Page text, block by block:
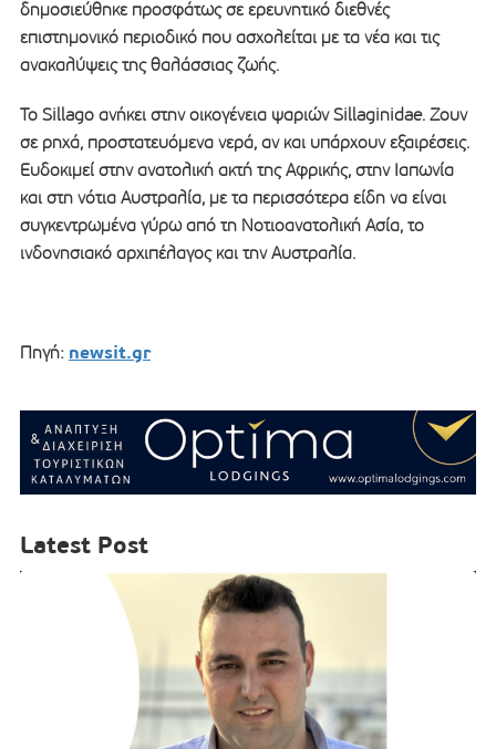
δημοσιεύθηκε προσφάτως σε ερευνητικό διεθνές
επιστημονικό περιοδικό που ασχολείται με τα νέα και τις
ανακαλύψεις της θαλάσσιας ζωής.
Το Sillago ανήκει στην οικογένεια ψαριών Sillaginidae. Ζουν
σε ρηχά, προστατευόμενα νερά, αν και υπάρχουν εξαιρέσεις.
Ευδοκιμεί στην ανατολική ακτή της Αφρικής, στην Ιαπωνία
και στη νότια Αυστραλία, με τα περισσότερα είδη να είναι
συγκεντρωμένα γύρω από τη Νοτιοανατολική Ασία, το
ινδονησιακό αρχιπέλαγος και την Αυστραλία.
Πηγή: newsit.gr
Latest Post